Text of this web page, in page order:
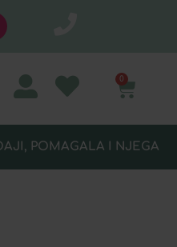
0
POMAGALA I NJEGA